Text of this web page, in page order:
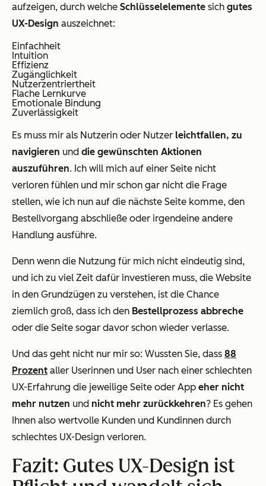
aufzeigen, durch welche Schlüsselelemente sich gutes
UX-Design auszeichnet:
Einfachheit
Intuition
Effizienz
Zugänglichkeit
Nutzerzentriertheit
Flache Lernkurve
Emotionale Bindung
Zuverlässigkeit
Es muss mir als Nutzerin oder Nutzer leichtfallen, zu
navigieren und die gewünschten Aktionen
auszuführen. Ich will mich auf einer Seite nicht
verloren fühlen und mir schon gar nicht die Frage
stellen, wie ich nun auf die nächste Seite komme, den
Bestellvorgang abschließe oder irgendeine andere
Handlung ausführe.
Denn wenn die Nutzung für mich nicht eindeutig sind,
und ich zu viel Zeit dafür investieren muss, die Website
in den Grundzügen zu verstehen, ist die Chance
ziemlich groß, dass ich den Bestellprozess abbreche
oder die Seite sogar davor schon wieder verlasse.
Und das geht nicht nur mir so: Wussten Sie, dass 88
Prozent aller Userinnen und User nach einer schlechten
UX-Erfahrung die jeweilige Seite oder App eher nicht
mehr nutzen und nicht mehr zurückkehren? Es gehen
Ihnen also wertvolle Kunden und Kundinnen durch
schlechtes UX-Design verloren.
Fazit: Gutes UX-Design ist